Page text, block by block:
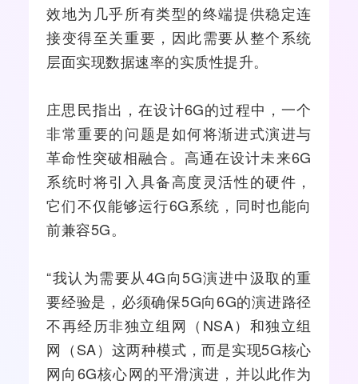
效地为几乎所有类型的终端提供稳定连
接变得至关重要，因此需要从整个系统
层面实现数据速率的实质性提升。
庄思民指出，在设计6G的过程中，一个
非常重要的问题是如何将渐进式演进与
革命性突破相融合。高通在设计未来6G
系统时将引入具备高度灵活性的硬件，
它们不仅能够运行6G系统，同时也能向
前兼容5G。
“我认为需要从4G向5G演进中汲取的重
要经验是，必须确保5G向6G的演进路径
不再经历非独立组网（NSA）和独立组
网（SA）这两种模式，而是实现5G核心
网向6G核心网的平滑演进，并以此作为